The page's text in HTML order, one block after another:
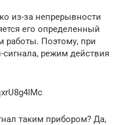
из-за непрерывности
его определенный
работы. Поэтому, при
режим действия
таким прибором? Да,